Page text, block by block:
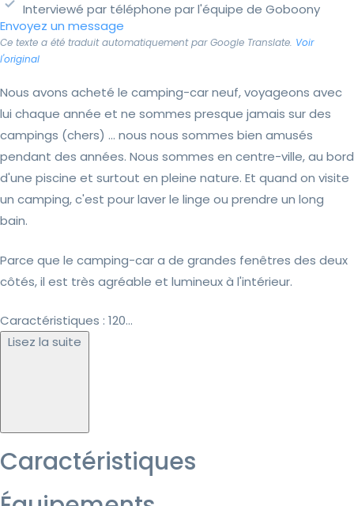
Interviewé par téléphone par l'équipe de Goboony
Envoyez un message
Ce texte a été traduit automatiquement par Google Translate. Voir
l'original
Nous avons acheté le camping-car neuf, voyageons avec
lui chaque année et ne sommes presque jamais sur des
campings (chers) ... nous nous sommes bien amusés
pendant des années. Nous sommes en centre-ville, au bord
d'une piscine et surtout en pleine nature. Et quand on visite
un camping, c'est pour laver le linge ou prendre un long
bain.
Parce que le camping-car a de grandes fenêtres des deux
côtés, il est très agréable et lumineux à l'intérieur.
Caractéristiques : 120...
Lisez la suite
Caractéristiques